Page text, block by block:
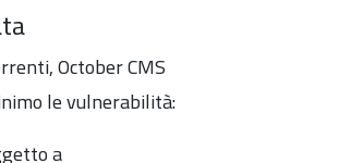
October CMS
le vulnerabilità:
a